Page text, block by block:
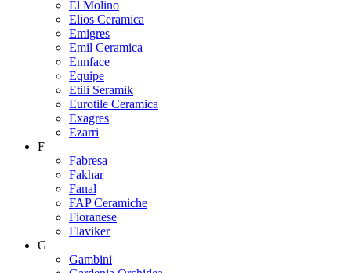
El Molino
Elios Ceramica
Emigres
Emil Ceramica
Ennface
Equipe
Etili Seramik
Eurotile Ceramica
Exagres
Ezarri
F
Fabresa
Fakhar
Fanal
FAP Ceramiche
Fioranese
Flaviker
G
Gambini